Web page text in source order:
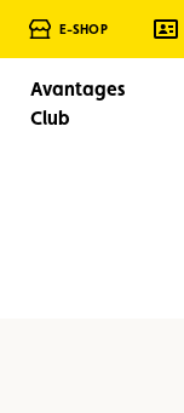
E-SHOP
Avantages
Club